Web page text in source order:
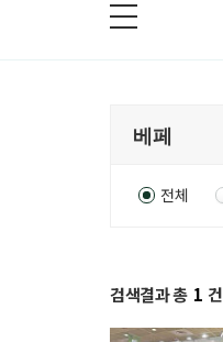
전체
검색결과 총 1 건